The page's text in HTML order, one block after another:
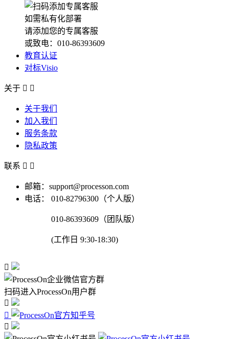
如需私有化部署
请添加您的专属客服
或致电：010-86393609
教育认证
对标Visio
关于  
关于我们
加入我们
服务条款
隐私政策
联系  
邮箱：support@processon.com
电话：
010-82796300（个人版）
010-86393609（团队版）
(工作日 9:30-18:30)

扫码进入ProcessOn用户群


